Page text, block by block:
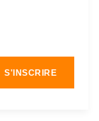
S'INSCRIRE